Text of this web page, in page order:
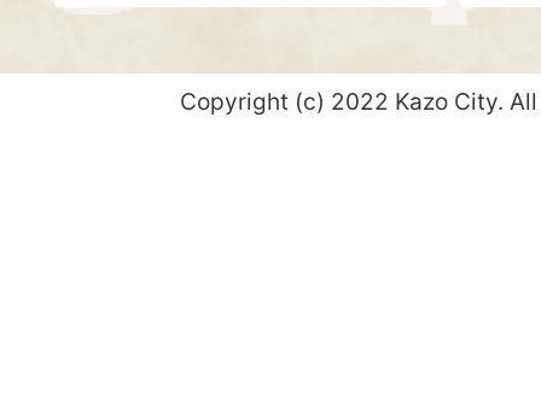
Copyright (c) 2022 Kazo City.